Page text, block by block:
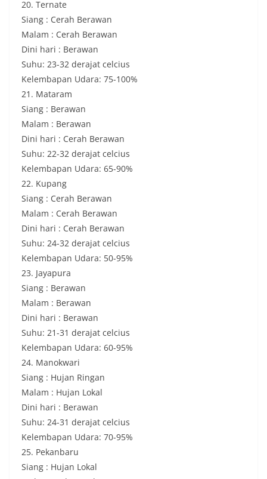
20. Ternate
Siang : Cerah Berawan
Malam : Cerah Berawan
Dini hari : Berawan
Suhu: 23-32 derajat celcius
Kelembapan Udara: 75-100%
21. Mataram
Siang : Berawan
Malam : Berawan
Dini hari : Cerah Berawan
Suhu: 22-32 derajat celcius
Kelembapan Udara: 65-90%
22. Kupang
Siang : Cerah Berawan
Malam : Cerah Berawan
Dini hari : Cerah Berawan
Suhu: 24-32 derajat celcius
Kelembapan Udara: 50-95%
23. Jayapura
Siang : Berawan
Malam : Berawan
Dini hari : Berawan
Suhu: 21-31 derajat celcius
Kelembapan Udara: 60-95%
24. Manokwari
Siang : Hujan Ringan
Malam : Hujan Lokal
Dini hari : Berawan
Suhu: 24-31 derajat celcius
Kelembapan Udara: 70-95%
25. Pekanbaru
Siang : Hujan Lokal